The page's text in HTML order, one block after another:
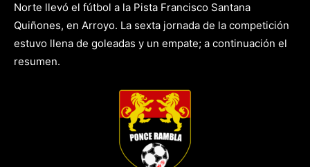
Norte llevó el fútbol a la Pista Francisco Santana
Quiñones, en Arroyo. La sexta jornada de la competición
estuvo llena de goleadas y un empate; a continuación el
resumen.